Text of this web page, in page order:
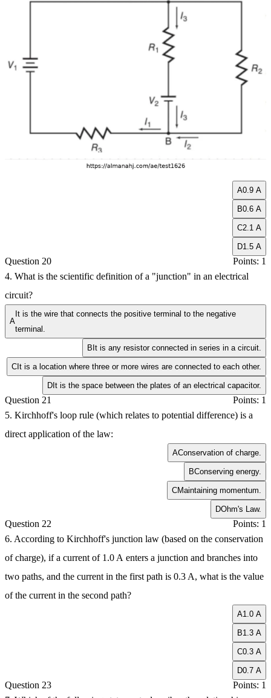
A 0.9 A
B 0.6 A
C 2.1 A
D 1.5 A
Question 20
Points: 1
4. What is the scientific definition of a "junction" in an electrical
circuit?
A
It is the wire that connects the positive terminal to the negative
terminal.
BIt is any resistor connected in series in a circuit.
CIt is a location where three or more wires are connected to each other.
DIt is the space between the plates of an electrical capacitor.
Question 21
Points: 1
5. Kirchhoff's loop rule (which relates to potential difference) is a
direct application of the law:
AConservation of charge.
BConserving energy.
CMaintaining momentum.
DOhm's Law.
Question 22
Points: 1
6. According to Kirchhoff's junction law (based on the conservation
of charge), if a current of 1.0 Aenters a junction and branches into
two paths, and the current in the first path is0.3 A , what is the value
of the current in the second path?
A 1.0 A
B 1.3 A
C 0.3 A
D 0.7 A
Question 23
Points: 1